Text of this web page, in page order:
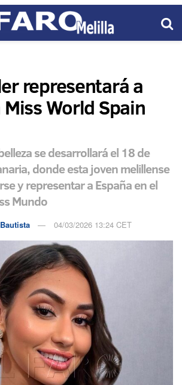
representará a
World Spain
se desarrollará el 18 de
donde esta joven melillense
y representar a España en el
Mundo
04/03/2026 13:24 CET